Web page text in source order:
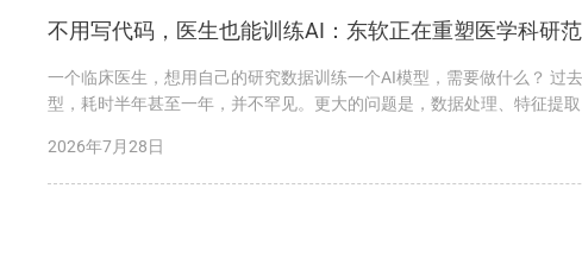
不用写代码，医生也能训练AI：东软正在重塑医学科研
一个临床医生，想用自己的研究数据训练一个AI模型，需要做什么？
型，耗时半年甚至一年，并不罕见。更大的问题是，数据处理、特征提
2026年7月28日